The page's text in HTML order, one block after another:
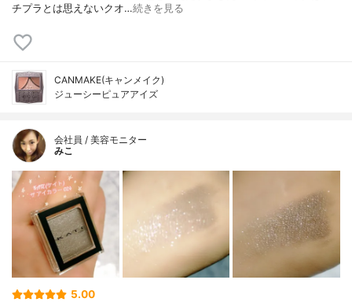
チプラとは思えないクオ…続きを見る
CANMAKE(キャンメイク)
ジューシーピュアアイズ
会社員 / 美容モニター
みこ
5.00